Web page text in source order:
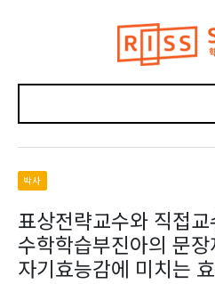
박사
표상전략교수와 직접
수학학습부진아의 문
자기효능감에 미치는